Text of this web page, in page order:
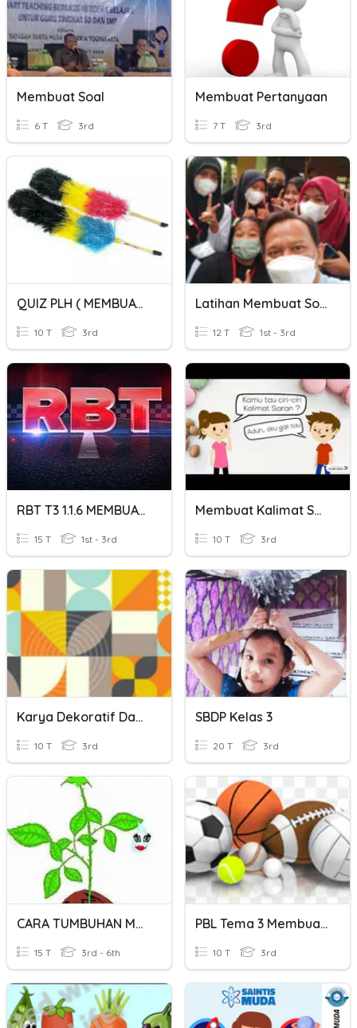
Membuat Soal
6 T 3rd
Membuat Pertanyaan
7 T 3rd
QUIZ PLH ( MEMBUAT KEMOCENG )
10 T 3rd
Latihan Membuat Soal
12 T 1st - 3rd
RBT T3 1.1.6 MEMBUAT PENAMBAIKAN
15 T 1st - 3rd
Membuat Kalimat Saran
10 T 3rd
Karya Dekoratif Dan Membuat Gambar Dekoratif
10 T 3rd
SBDP Kelas 3
20 T 3rd
CARA TUMBUHAN MEMBIAK
15 T 3rd - 6th
PBL Tema 3 Membuat Bola
10 T 3rd